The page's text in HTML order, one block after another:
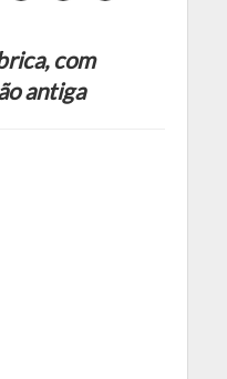
com
antiga